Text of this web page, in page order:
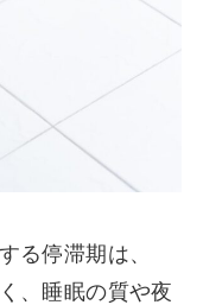
る停滞期は、
、睡眠の質や夜